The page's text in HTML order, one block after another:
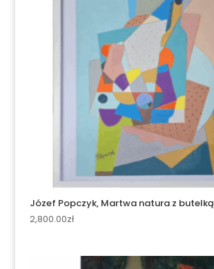
Józef Popczyk, Martwa natura z butelką
2,800.00zł